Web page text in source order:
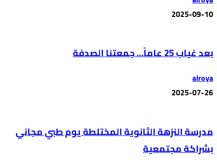
2025-09-10
بعد غياب 25 عاماً… جمعتنا الصدفة
alroya
2025-07-26
مدرسة النزهة الثانوية المختلطة يوم طبي مجاني
بشراكة مجتمعية